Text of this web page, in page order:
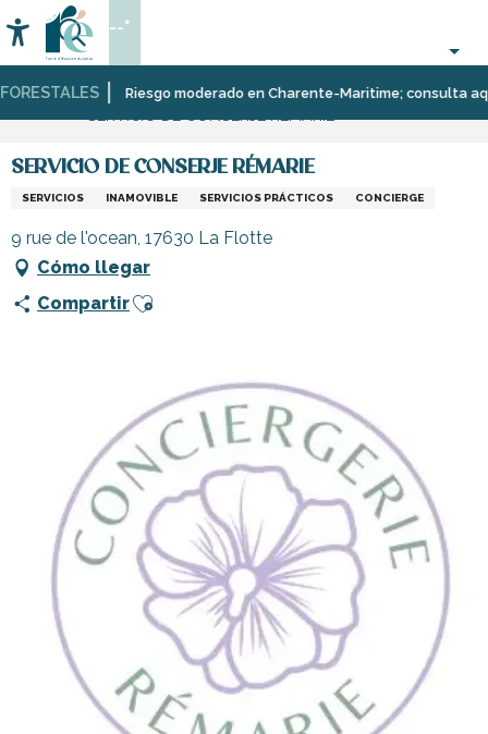
au
contenu
principal
Riesgo moderado en Charente-Maritime; consulta
Accessibilité
Buscar
--°
Página Web InfórmeseTiendasTiendas
SERVICIO DE CONSERJE RÉMARIE
SERVICIOS INAMOVIBLE SERVICIOS PRÁCTICOS CONCIERGE
9 rue de l'ocean, 17630 La Flotte
Cómo llegar
CompartirAjouter aux favoris